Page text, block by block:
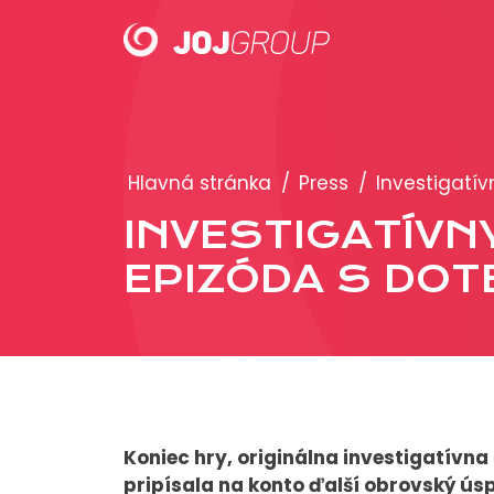
Produkty
Hlavná stránka / Press /
EPIZÓDA S
Koniec hry, originálna
pripísala na konto ďalší obrovský